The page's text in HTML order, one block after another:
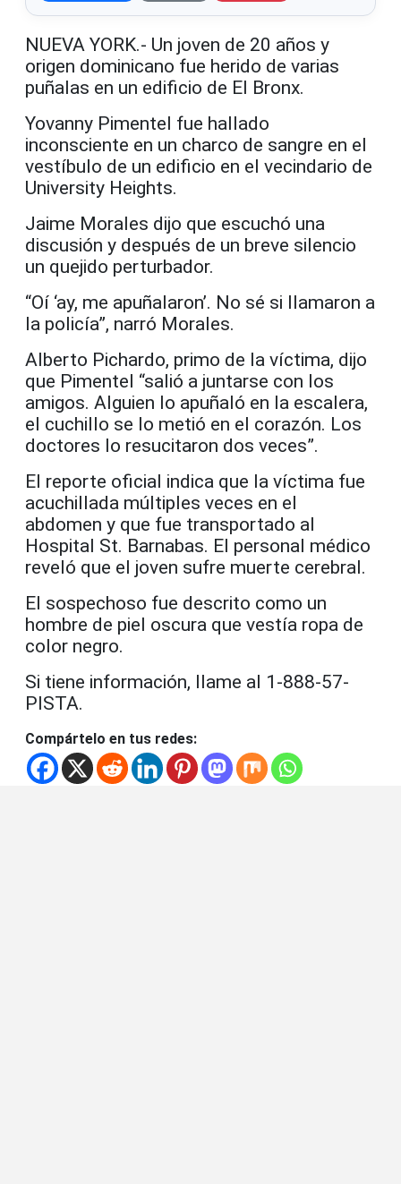
NUEVA YORK.- Un joven de 20 años y
origen dominicano fue herido de varias
puñalas en un edificio de El Bronx.
Yovanny Pimentel fue hallado
inconsciente en un charco de sangre en el
vestíbulo de un edificio en el vecindario de
University Heights.
Jaime Morales dijo que escuchó una
discusión y después de un breve silencio
un quejido perturbador.
“Oí ‘ay, me apuñalaron’. No sé si llamaron a
la policía”, narró Morales.
Alberto Pichardo, primo de la víctima, dijo
que Pimentel “salió a juntarse con los
amigos. Alguien lo apuñaló en la escalera,
el cuchillo se lo metió en el corazón. Los
doctores lo resucitaron dos veces”.
El reporte oficial indica que la víctima fue
acuchillada múltiples veces en el
abdomen y que fue transportado al
Hospital St. Barnabas. El personal médico
reveló que el joven sufre muerte cerebral.
El sospechoso fue descrito como un
hombre de piel oscura que vestía ropa de
color negro.
Si tiene información, llame al 1-888-57-
PISTA.
Compártelo en tus redes: